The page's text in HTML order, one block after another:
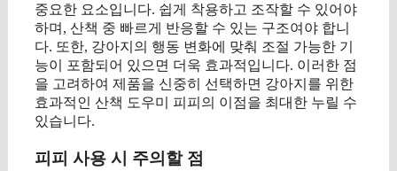
중요한 요소입니다. 쉽게 착용하고 조작할 수 있어야
하며, 산책 중 빠르게 반응할 수 있는 구조여야 합니
다. 또한, 강아지의 행동 변화에 맞춰 조절 가능한 기
능이 포함되어 있으면 더욱 효과적입니다. 이러한 점
을 고려하여 제품을 신중히 선택하면 강아지를 위한
효과적인 산책 도우미 피피의 이점을 최대한 누릴 수
있습니다.
피피 사용 시 주의할 점